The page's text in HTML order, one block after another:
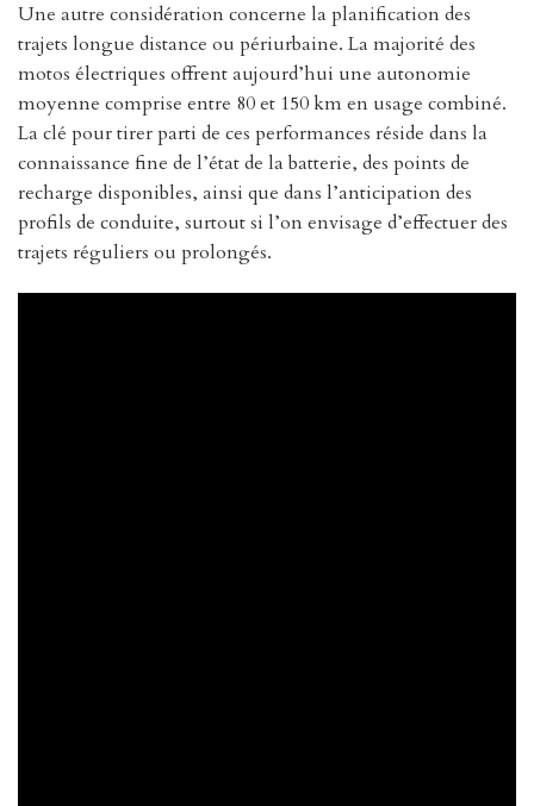
Une autre considération concerne la planification des
trajets longue distance ou périurbaine. La majorité des
motos électriques offrent aujourd’hui une autonomie
moyenne comprise entre 80 et 150 km en usage combiné.
La clé pour tirer parti de ces performances réside dans la
connaissance fine de l’état de la batterie, des points de
recharge disponibles, ainsi que dans l’anticipation des
profils de conduite, surtout si l’on envisage d’effectuer des
trajets réguliers ou prolongés.